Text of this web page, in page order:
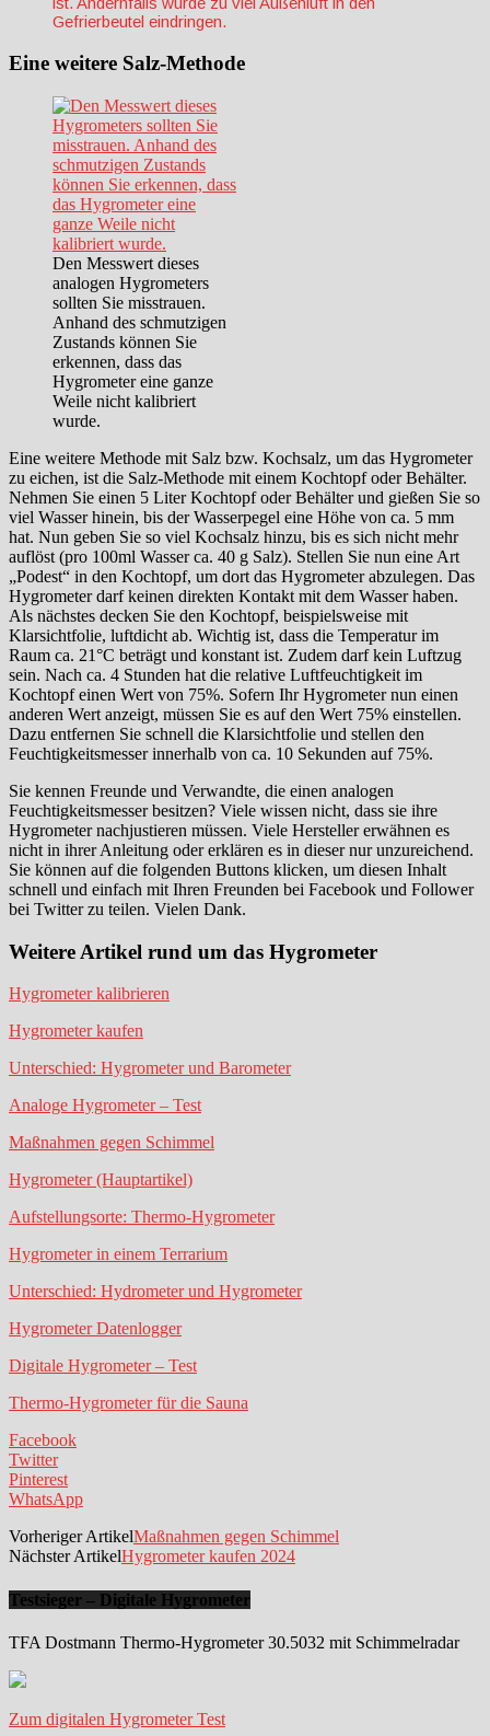
Gefrierbeutel eindringen.
Eine weitere Salz-Methode
Den Messwert dieses
analogen Hygrometers
sollten Sie misstrauen.
Anhand des schmutzigen
Zustands können Sie
erkennen, dass das
Hygrometer eine ganze
Weile nicht kalibriert
wurde.
Eine weitere Methode mit Salz bzw. Kochsalz, um das Hygrometer
zu eichen, ist die Salz-Methode mit einem Kochtopf oder Behälter.
Nehmen Sie einen 5 Liter Kochtopf oder Behälter und gießen Sie so
viel Wasser hinein, bis der Wasserpegel eine Höhe von ca. 5 mm
hat. Nun geben Sie so viel Kochsalz hinzu, bis es sich nicht mehr
auflöst (pro 100ml Wasser ca. 40 g Salz). Stellen Sie nun eine Art
„Podest“ in den Kochtopf, um dort das Hygrometer abzulegen. Das
Hygrometer darf keinen direkten Kontakt mit dem Wasser haben.
Als nächstes decken Sie den Kochtopf, beispielsweise mit
Klarsichtfolie, luftdicht ab. Wichtig ist, dass die Temperatur im
Raum ca. 21°C beträgt und konstant ist. Zudem darf kein Luftzug
sein. Nach ca. 4 Stunden hat die relative Luftfeuchtigkeit im
Kochtopf einen Wert von 75%. Sofern Ihr Hygrometer nun einen
anderen Wert anzeigt, müssen Sie es auf den Wert 75% einstellen.
Dazu entfernen Sie schnell die Klarsichtfolie und stellen den
Feuchtigkeitsmesser innerhalb von ca. 10 Sekunden auf 75%.
Sie kennen Freunde und Verwandte, die einen analogen
Feuchtigkeitsmesser besitzen? Viele wissen nicht, dass sie ihre
Hygrometer nachjustieren müssen. Viele Hersteller erwähnen es
nicht in ihrer Anleitung oder erklären es in dieser nur unzureichend.
Sie können auf die folgenden Buttons klicken, um diesen Inhalt
schnell und einfach mit Ihren Freunden bei Facebook und Follower
bei Twitter zu teilen. Vielen Dank.
Weitere Artikel rund um das Hygrometer
Hygrometer kalibrieren
Hygrometer kaufen
Unterschied: Hygrometer und Barometer
Analoge Hygrometer – Test
Maßnahmen gegen Schimmel
Hygrometer (Hauptartikel)
Aufstellungsorte: Thermo-Hygrometer
Hygrometer in einem Terrarium
Unterschied: Hydrometer und Hygrometer
Hygrometer Datenlogger
Digitale Hygrometer – Test
Thermo-Hygrometer für die Sauna
Facebook
Twitter
Pinterest
WhatsApp
Vorheriger ArtikelMaßnahmen gegen Schimmel
Nächster ArtikelHygrometer kaufen 2024
Testsieger – Digitale Hygrometer
TFA Dostmann Thermo-Hygrometer 30.5032 mit Schimmelradar
Zum digitalen Hygrometer Test